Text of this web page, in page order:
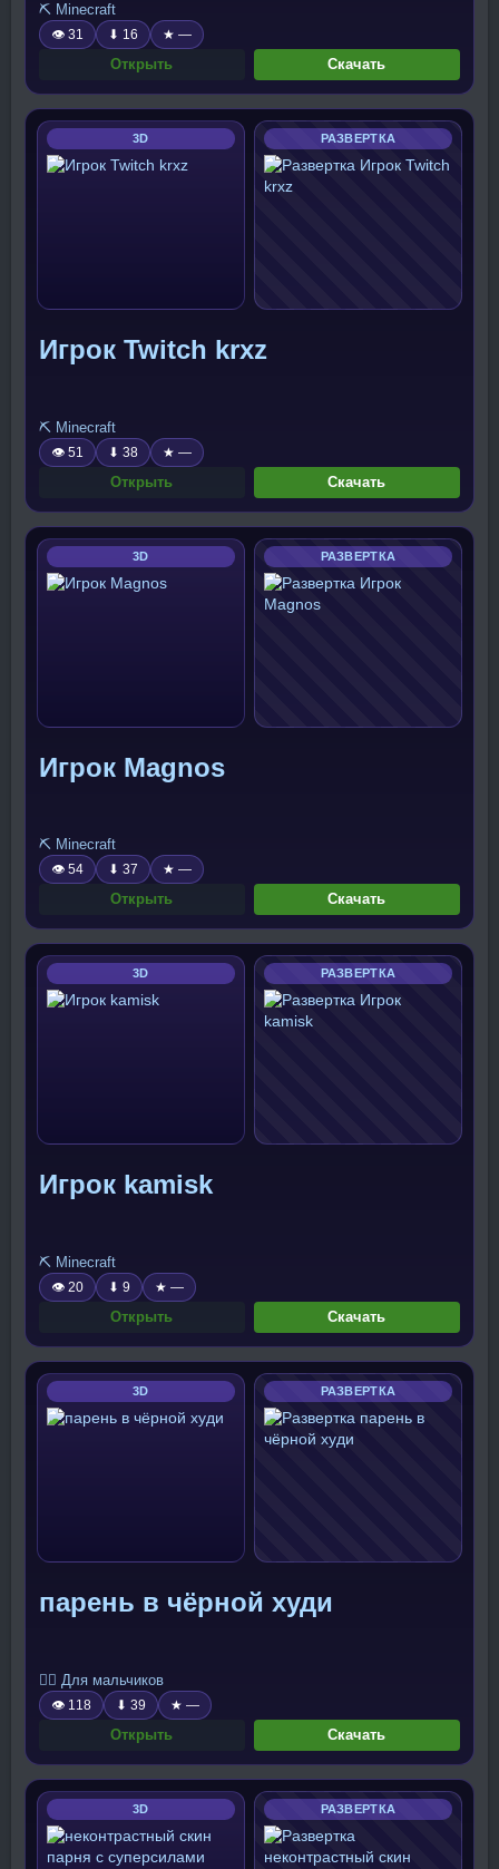
⛏️ Minecraft
👁 31 ⬇ 16 ★ —
Открыть Скачать
3D РАЗВЕРТКА
Игрок Twitch krxz
⛏️ Minecraft
👁 51 ⬇ 38 ★ —
Открыть Скачать
3D РАЗВЕРТКА
Игрок Magnos
⛏️ Minecraft
👁 54 ⬇ 37 ★ —
Открыть Скачать
3D РАЗВЕРТКА
Игрок kamisk
⛏️ Minecraft
👁 20 ⬇ 9 ★ —
Открыть Скачать
3D РАЗВЕРТКА
парень в чёрной худи
🧍‍♂️ Для мальчиков
👁 118 ⬇ 39 ★ —
Открыть Скачать
3D РАЗВЕРТКА